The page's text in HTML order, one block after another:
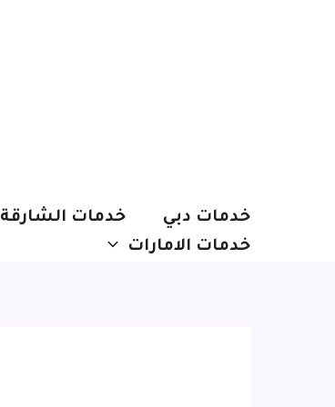
خدمات دبي خدمات الشارقة
خدمات الامارات